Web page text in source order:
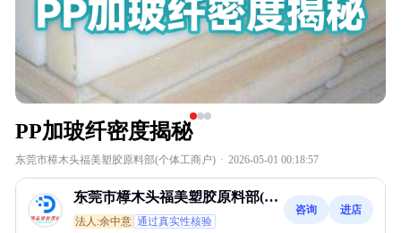
PP加玻纤密度揭秘
东莞市樟木头福美塑胶原料部(个体工商户) · 2026-05-01 00:18:57
东莞市樟木头福美塑胶原料部(个
体工商户)
法人:余中意 通过真实性核验
咨询 进店